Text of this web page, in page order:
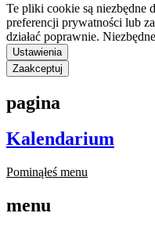
Te pliki cookie są niezbędne
preferencji prywatności lub
działać poprawnie.
Ustawienia
Zaakceptuj
pagina
Kalendarium
Pominąłeś menu
menu